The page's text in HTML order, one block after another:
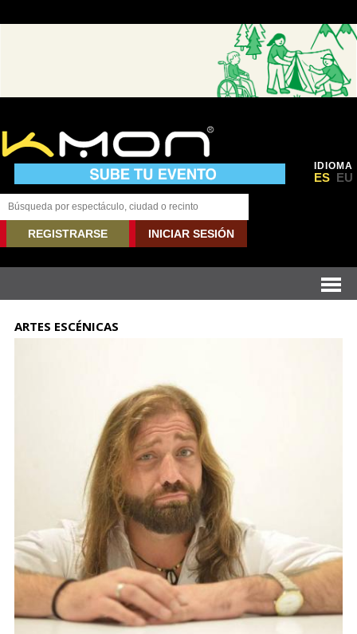
IDIOMA
ES EU
REGISTRARSE INICIAR SESIÓN
ARTES ESCÉNICAS